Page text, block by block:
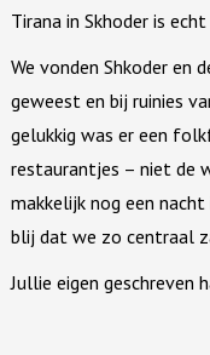
Tirana in Skhoder is
We vonden Shkoder en
geweest en bij ruinies
gelukkig was er een
restaurantjes – niet de
makkelijk nog een
blij dat we zo centraal
Jullie eigen geschreven